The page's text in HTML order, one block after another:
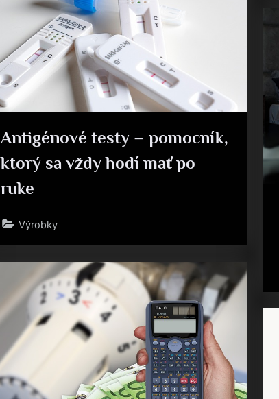
Antigénové testy – pomocník,
ktorý sa vždy hodí mať po
ruke
Výrobky